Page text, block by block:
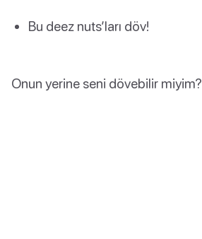
Bu deez nuts’ları döv!
Onun yerine seni dövebilir miyim?